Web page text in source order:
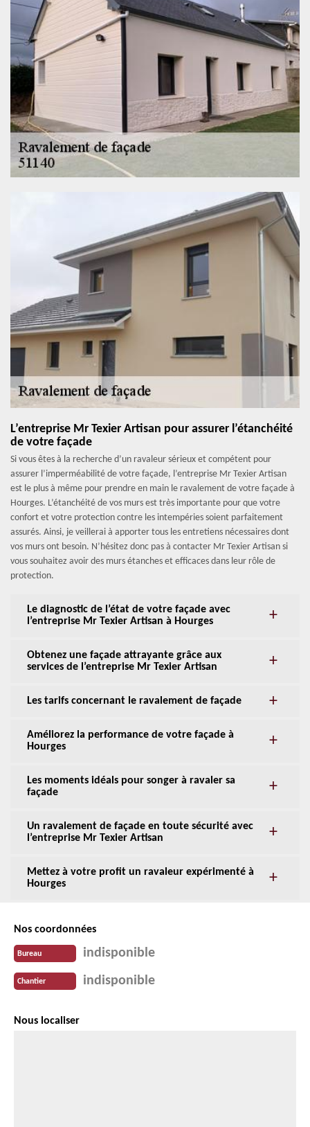
L’entreprise Mr Texier Artisan pour assurer l’étanchéité
de votre façade
Si vous êtes à la recherche d’un ravaleur sérieux et compétent pour
assurer l’imperméabilité de votre façade, l’entreprise Mr Texier Artisan
est le plus à même pour prendre en main le ravalement de votre façade à
Hourges. L’étanchéité de vos murs est très importante pour que votre
confort et votre protection contre les intempéries soient parfaitement
assurés. Ainsi, je veillerai à apporter tous les entretiens nécessaires dont
vos murs ont besoin. N’hésitez donc pas à contacter Mr Texier Artisan si
vous souhaitez avoir des murs étanches et efficaces dans leur rôle de
protection.
Le diagnostic de l’état de votre façade avec
l’entreprise Mr Texier Artisan à Hourges
Obtenez une façade attrayante grâce aux
services de l’entreprise Mr Texier Artisan
Les tarifs concernant le ravalement de façade
Améliorez la performance de votre façade à
Hourges
Les moments idéals pour songer à ravaler sa
façade
Un ravalement de façade en toute sécurité avec
l’entreprise Mr Texier Artisan
Mettez à votre profit un ravaleur expérimenté à
Hourges
Nos coordonnées
Bureau indisponible
Chantier indisponible
Nous localiser